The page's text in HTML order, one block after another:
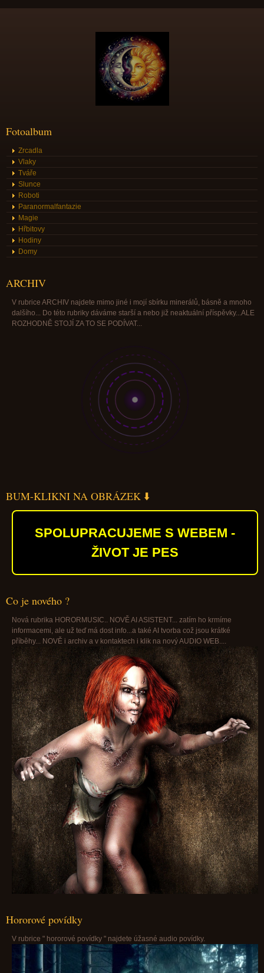
Fotoalbum
Zrcadla
Vlaky
Tváře
Slunce
Roboti
Paranormalfantazie
Magie
Hřbitovy
Hodiny
Domy
ARCHIV
V rubrice ARCHIV najdete mimo jiné i mojí sbírku minerálů, básně a mnoho
dalšího... Do této rubriky dáváme starší a nebo již neaktuální příspěvky...ALE
ROZHODNĚ STOJÍ ZA TO SE PODÍVAT...
BUM-KLIKNI NA OBRÁZEK ⬇️
SPOLUPRACUJEME S WEBEM -
ŽIVOT JE PES
Co je nového ?
Nová rubrika HORORMUSIC.. NOVĚ AI ASISTENT... zatím ho krmíme
informacemi, ale už teď má dost info...a také AI tvorba což jsou krátké
příběhy... NOVĚ i archiv a v kontaktech i klik na nový AUDIO WEB....
Hororové povídky
V rubrice " hororové povídky " najdete úžasné audio povídky.